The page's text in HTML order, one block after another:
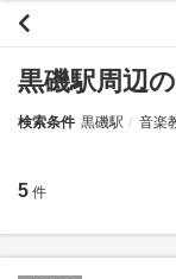
黒磯駅周辺
検索条件 黒磯駅 音楽
5 件